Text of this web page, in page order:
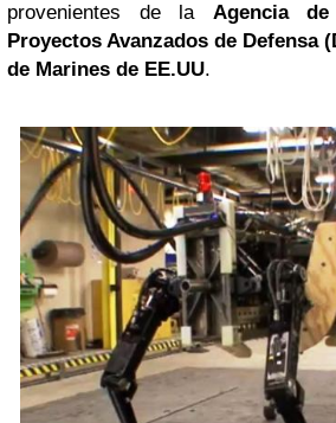
provenientes de la Agencia
Proyectos Avanzados de Defensa
de Marines de EE.UU.